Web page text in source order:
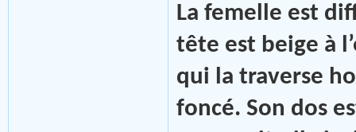
La femelle est
tête est beige à
qui la traverse
foncé. Son dos